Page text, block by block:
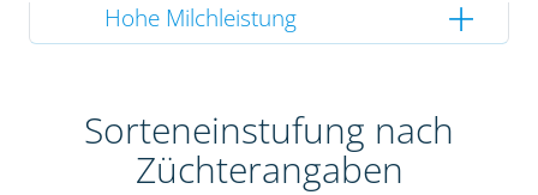
Hohe Milchleistung
Sorteneinstufung nach
Züchterangaben